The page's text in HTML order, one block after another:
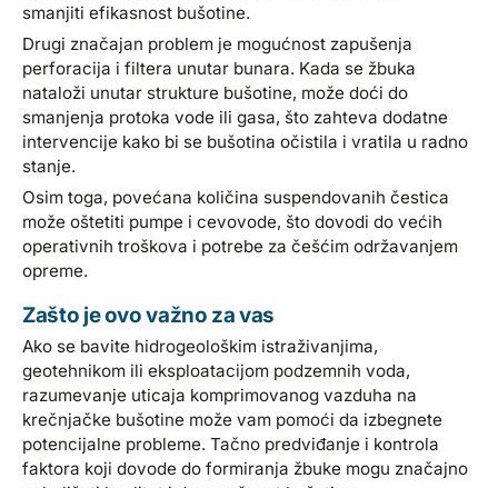
smanjiti efikasnost bušotine.
Drugi značajan problem je mogućnost zapušenja
perforacija i filtera unutar bunara. Kada se žbuka
nataloži unutar strukture bušotine, može doći do
smanjenja protoka vode ili gasa, što zahteva dodatne
intervencije kako bi se bušotina očistila i vratila u radno
stanje.
Osim toga, povećana količina suspendovanih čestica
može oštetiti pumpe i cevovode, što dovodi do većih
operativnih troškova i potrebe za češćim održavanjem
opreme.
Zašto je ovo važno za vas
Ako se bavite hidrogeološkim istraživanjima,
geotehnikom ili eksploatacijom podzemnih voda,
razumevanje uticaja komprimovanog vazduha na
krečnjačke bušotine može vam pomoći da izbegnete
potencijalne probleme. Tačno predviđanje i kontrola
faktora koji dovode do formiranja žbuke mogu značajno